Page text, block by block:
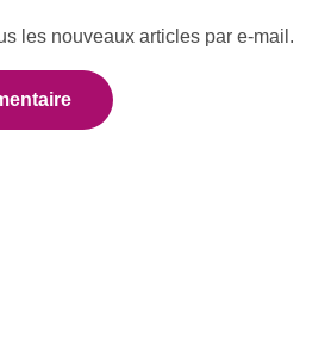
les nouveaux articles par e-mail.